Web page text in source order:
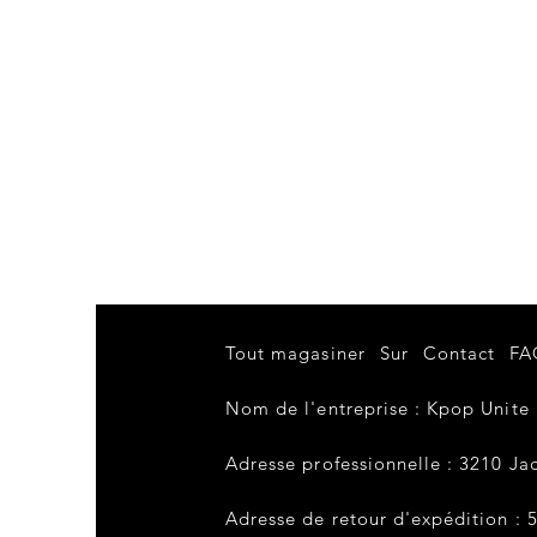
Tout magasiner Sur Contact
Nom de l'entreprise : Kpop Unite
Adresse professionnelle : 3210
Adresse de retour d'expédition :